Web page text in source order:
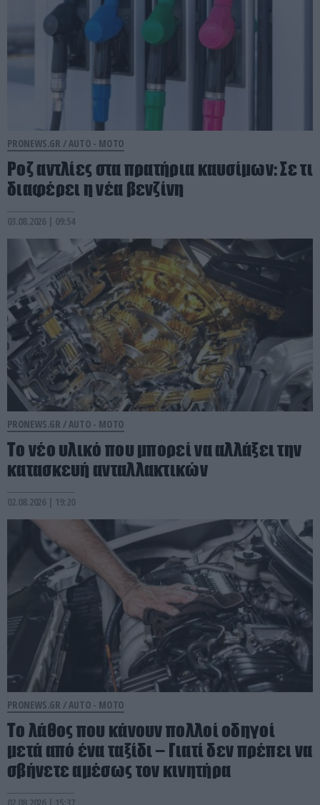
PRONEWS.GR /AUTO - MOTO
Ροζ αντλίες στα πρατήρια καυσίμων: Σε τι
διαφέρει η νέα βενζίνη
03.08.2026 | 09:54
PRONEWS.GR /AUTO - MOTO
Το νέο υλικό που μπορεί να αλλάξει την
κατασκευή ανταλλακτικών
02.08.2026 | 19:20
PRONEWS.GR /AUTO - MOTO
Το λάθος που κάνουν πολλοί οδηγοί
μετά από ένα ταξίδι – Γιατί δεν πρέπει να
σβήνετε αμέσως τον κινητήρα